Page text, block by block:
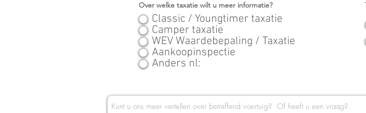
Over welke taxatie wilt u meer informatie?
Classic / Youngtimer taxatie
Camper taxatie
WEV Waardebepaling / Taxatie
Aankoopinspectie
Anders nl: